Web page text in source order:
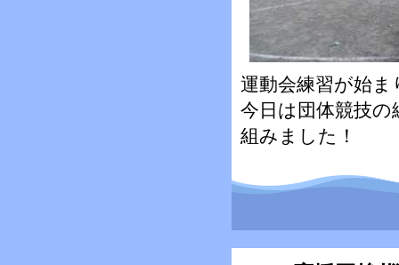
運動会練習が始ま
今日は団体競技
組みました！